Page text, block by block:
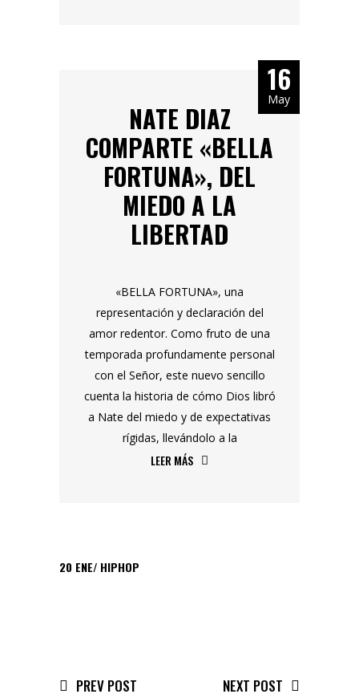
16
May
NATE DIAZ
COMPARTE «BELLA
FORTUNA», DEL
MIEDO A LA
LIBERTAD
«BELLA FORTUNA», una
representación y declaración del
amor redentor. Como fruto de una
temporada profundamente personal
con el Señor, este nuevo sencillo
cuenta la historia de cómo Dios libró
a Nate del miedo y de expectativas
rígidas, llevándolo a la
LEER MÁS
20 ENE HIPHOP
PREV POST NEXT POST